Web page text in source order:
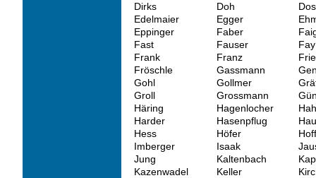
Dirks
Doh
Edelmaier
Egger
Eppinger
Faber
Fast
Fauser
Fay
Frank
Franz
Fröschle
Gassmann
Gohl
Gollmer
Groll
Grossmann
Häring
Hagenlocher
Harder
Hasenpflug
Hess
Höfer
Imberger
Isaak
Jung
Kaltenbach
Kazenwadel
Keller